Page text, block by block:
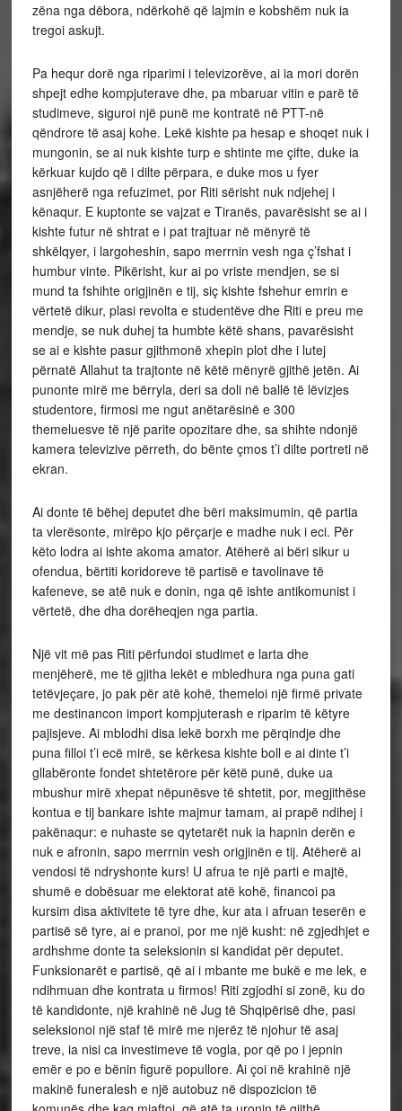
zëna nga dëbora, ndërkohë që lajmin e kobshëm nuk ia
tregoi askujt.
Pa hequr dorë nga riparimi i televizorëve, ai ia mori dorën
shpejt edhe kompjuterave dhe, pa mbaruar vitin e parë të
studimeve, siguroi një punë me kontratë në PTT-në
qëndrore të asaj kohe. Lekë kishte pa hesap e shoqet nuk i
mungonin, se ai nuk kishte turp e shtinte me çifte, duke ia
kërkuar kujdo që i dilte përpara, e duke mos u fyer
asnjëherë nga refuzimet, por Riti sërisht nuk ndjehej i
kënaqur. E kuptonte se vajzat e Tiranës, pavarësisht se ai i
kishte futur në shtrat e i pat trajtuar në mënyrë të
shkëlqyer, i largoheshin, sapo merrnin vesh nga ç’fshat i
humbur vinte. Pikërisht, kur ai po vriste mendjen, se si
mund ta fshihte origjinën e tij, siç kishte fshehur emrin e
vërtetë dikur, plasi revolta e studentëve dhe Riti e preu me
mendje, se nuk duhej ta humbte këtë shans, pavarësisht
se ai e kishte pasur gjithmonë xhepin plot dhe i lutej
përnatë Allahut ta trajtonte në këtë mënyrë gjithë jetën. Ai
punonte mirë me bërryla, deri sa doli në ballë të lëvizjes
studentore, firmosi me ngut anëtarësinë e 300
themeluesve të një parite opozitare dhe, sa shihte ndonjë
kamera televizive përreth, do bënte çmos t’i dilte portreti në
ekran.
Ai donte të bëhej deputet dhe bëri maksimumin, që partia
ta vlerësonte, mirëpo kjo përçarje e madhe nuk i eci. Për
këto lodra ai ishte akoma amator. Atëherë ai bëri sikur u
ofendua, bërtiti koridoreve të partisë e tavolinave të
kafeneve, se atë nuk e donin, nga që ishte antikomunist i
vërtetë, dhe dha dorëheqjen nga partia.
Një vit më pas Riti përfundoi studimet e larta dhe
menjëherë, me të gjitha lekët e mbledhura nga puna gati
tetëvjeçare, jo pak për atë kohë, themeloi një firmë private
me destinancon import kompjuterash e riparim të këtyre
pajisjeve. Ai mblodhi disa lekë borxh me përqindje dhe
puna filloi t’i ecë mirë, se kërkesa kishte boll e ai dinte t’i
gllabëronte fondet shtetërore për këtë punë, duke ua
mbushur mirë xhepat nëpunësve të shtetit, por, megjithëse
kontua e tij bankare ishte majmur tamam, ai prapë ndihej i
pakënaqur: e nuhaste se qytetarët nuk ia hapnin derën e
nuk e afronin, sapo merrnin vesh origjinën e tij. Atëherë ai
vendosi të ndryshonte kurs! U afrua te një parti e majtë,
shumë e dobësuar me elektorat atë kohë, financoi pa
kursim disa aktivitete të tyre dhe, kur ata i afruan teserën e
partisë së tyre, ai e pranoi, por me një kusht: në zgjedhjet e
ardhshme donte ta seleksionin si kandidat për deputet.
Funksionarët e partisë, që ai i mbante me bukë e me lek, e
ndihmuan dhe kontrata u firmos! Riti zgjodhi si zonë, ku do
të kandidonte, një krahinë në Jug të Shqipërisë dhe, pasi
seleksionoi një staf të mirë me njerëz të njohur të asaj
treve, ia nisi ca investimeve të vogla, por që po i jepnin
emër e po e bënin figurë popullore. Ai çoi në krahinë një
makinë funeralesh e një autobuz në dispozicion të